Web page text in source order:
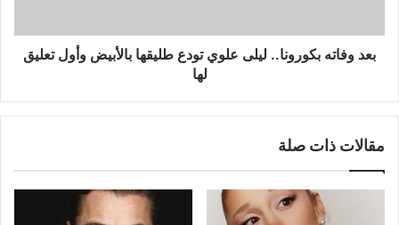
وأول
تعليق
بعد وفاته بكورونا.. ليلى علوي تودع طليقها بالأبيض وأول تعليق
لها
مقالات ذات صلة